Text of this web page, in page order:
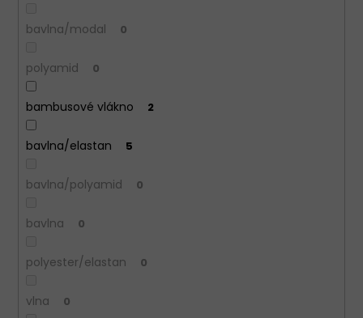
bavlna/modal 0
polyamid 0
bambusové vlákno 2
bavlna/elastan 5
bavlna/polyamid 0
bavlna 0
polyester/elastan 0
vlna 0